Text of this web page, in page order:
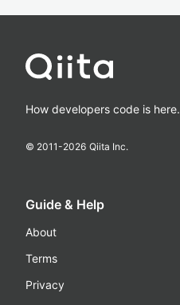
How developers code is here.
© 2011-2026 Qiita Inc.
Guide & Help
About
Terms
Privacy